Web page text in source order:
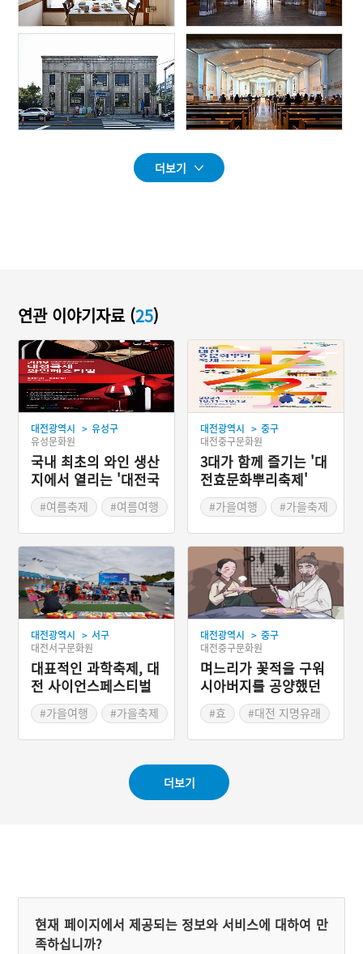
더보기
연관 이야기자료 (25)
대전광역시 > 유성구
유성문화원
국내 최초의 와인 생산
지에서 열리는 '대전국
제와인페어'
#여름축제 #여름여행
대전광역시 > 중구
대전중구문화원
3대가 함께 즐기는 '대
전효문화뿌리축제'
#가을여행 #가을축제
대전광역시 > 서구
대전서구문화원
대표적인 과학축제, 대
전 사이언스페스티벌
#가을여행 #가을축제
대전광역시 > 중구
대전중구문화원
며느리가 꽃적을 구워
시아버지를 공양했던
대전 꽃적골
#효 #대전 지명유래
더보기
현재 페이지에서 제공되는 정보와 서비스에 대하여 만
족하십니까?